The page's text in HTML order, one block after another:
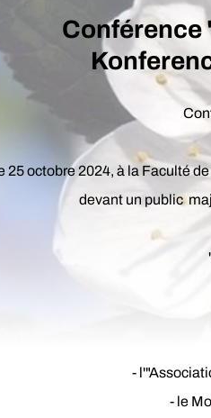
Conférence
25 octobre 2024, à la Faculté
devant un public
-
- le